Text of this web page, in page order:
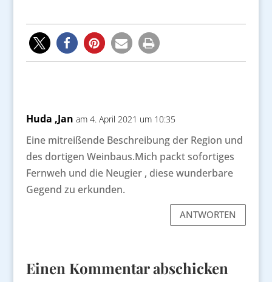
Huda ,Jan am 4. April 2021 um 10:35
Eine mitreißende Beschreibung der Region und
des dortigen Weinbaus.Mich packt sofortiges
Fernweh und die Neugier , diese wunderbare
Gegend zu erkunden.
ANTWORTEN
Einen Kommentar abschicken